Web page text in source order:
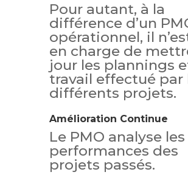
Pour autant, à la
différence d’un
opérationnel, il
en charge de
jour les plannings
travail effectué par
différents projets.
Amélioration Continue
Le PMO analyse les
performances des
projets passés.